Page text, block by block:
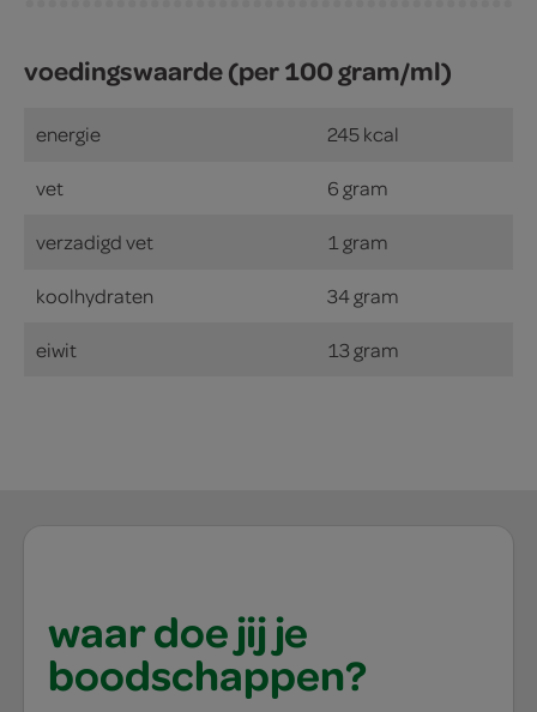
voedingswaarde (per 100 gram/ml)
energie 245 kcal
vet 6 gram
verzadigd vet 1 gram
koolhydraten 34 gram
eiwit 13 gram
waar doe jij je
boodschappen?